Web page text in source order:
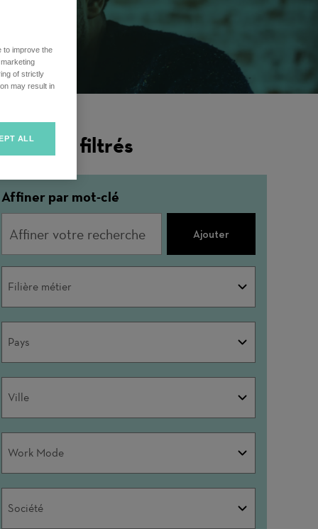
filtrés
Affiner par mot-clé
Ajouter
Filière métier
Pays
Ville
Work Mode
Société
to improve the
of strictly
may result in
ALL